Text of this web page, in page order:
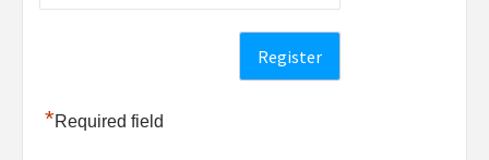
*Required field